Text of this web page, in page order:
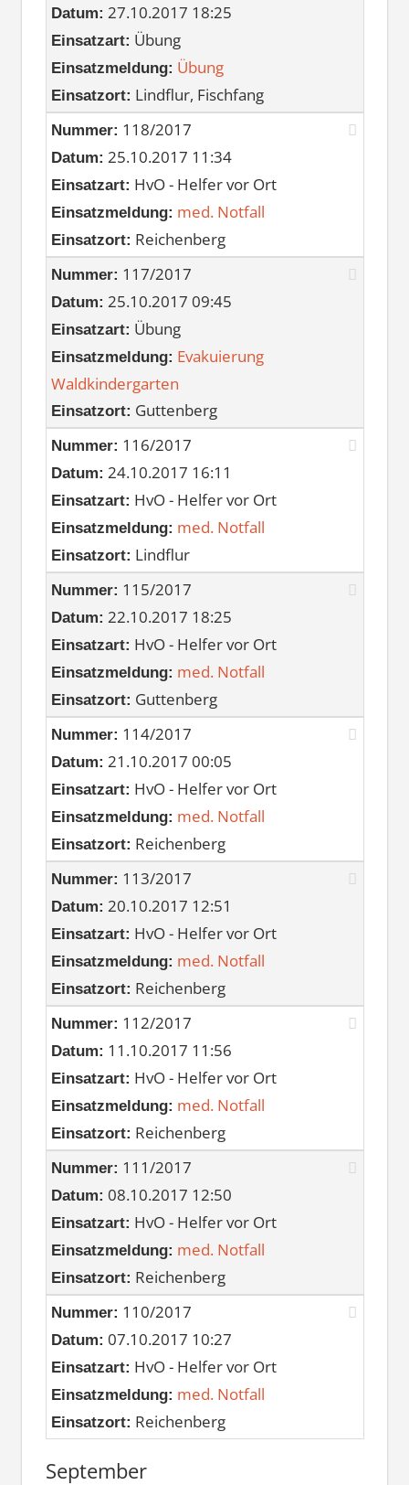
Datum: 27.10.2017 18:25
Einsatzart: Übung
Einsatzmeldung: Übung
Einsatzort: Lindflur, Fischfang
Nummer: 118/2017
Datum: 25.10.2017 11:34
Einsatzart: HvO - Helfer vor Ort
Einsatzmeldung: med. Notfall
Einsatzort: Reichenberg
Nummer: 117/2017
Datum: 25.10.2017 09:45
Einsatzart: Übung
Einsatzmeldung: Evakuierung
Waldkindergarten
Einsatzort: Guttenberg
Nummer: 116/2017
Datum: 24.10.2017 16:11
Einsatzart: HvO - Helfer vor Ort
Einsatzmeldung: med. Notfall
Einsatzort: Lindflur
Nummer: 115/2017
Datum: 22.10.2017 18:25
Einsatzart: HvO - Helfer vor Ort
Einsatzmeldung: med. Notfall
Einsatzort: Guttenberg
Nummer: 114/2017
Datum: 21.10.2017 00:05
Einsatzart: HvO - Helfer vor Ort
Einsatzmeldung: med. Notfall
Einsatzort: Reichenberg
Nummer: 113/2017
Datum: 20.10.2017 12:51
Einsatzart: HvO - Helfer vor Ort
Einsatzmeldung: med. Notfall
Einsatzort: Reichenberg
Nummer: 112/2017
Datum: 11.10.2017 11:56
Einsatzart: HvO - Helfer vor Ort
Einsatzmeldung: med. Notfall
Einsatzort: Reichenberg
Nummer: 111/2017
Datum: 08.10.2017 12:50
Einsatzart: HvO - Helfer vor Ort
Einsatzmeldung: med. Notfall
Einsatzort: Reichenberg
Nummer: 110/2017
Datum: 07.10.2017 10:27
Einsatzart: HvO - Helfer vor Ort
Einsatzmeldung: med. Notfall
Einsatzort: Reichenberg
September